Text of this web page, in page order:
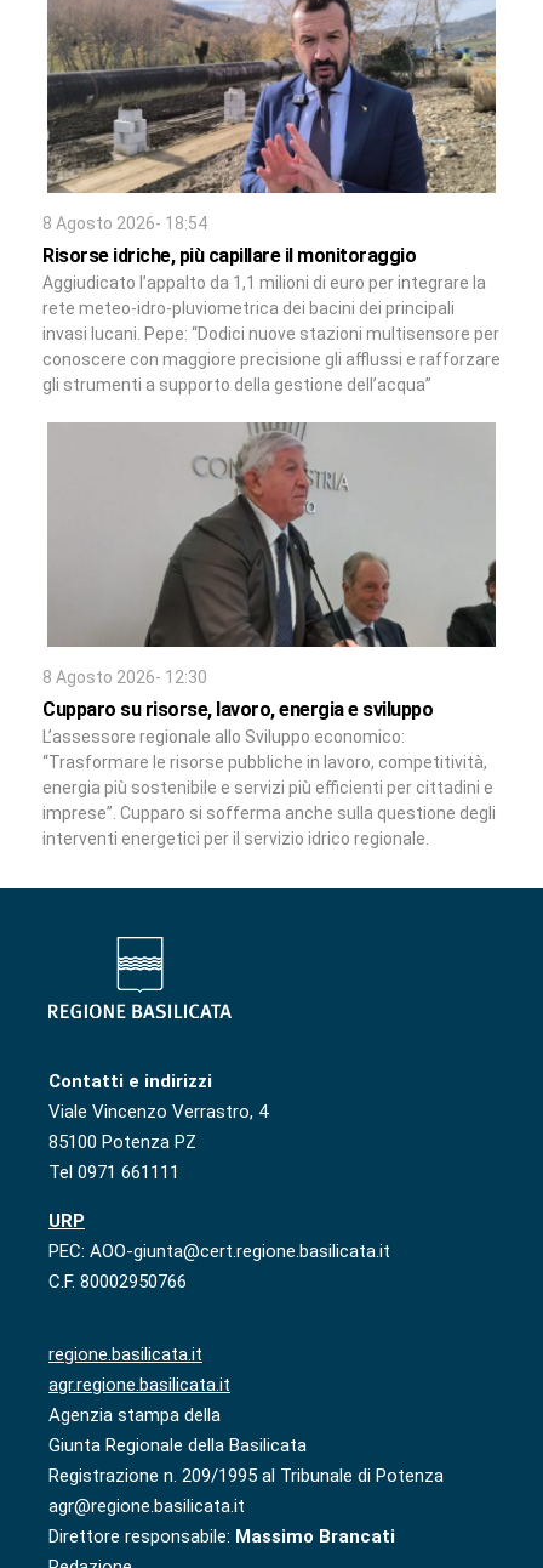
8 Agosto 2026- 18:54
Risorse idriche, più capillare il monitoraggio
Aggiudicato l’appalto da 1,1 milioni di euro per integrare la
rete meteo-idro-pluviometrica dei bacini dei principali
invasi lucani. Pepe: “Dodici nuove stazioni multisensore per
conoscere con maggiore precisione gli afflussi e rafforzare
gli strumenti a supporto della gestione dell’acqua”
8 Agosto 2026- 12:30
Cupparo su risorse, lavoro, energia e sviluppo
L’assessore regionale allo Sviluppo economico:
“Trasformare le risorse pubbliche in lavoro, competitività,
energia più sostenibile e servizi più efficienti per cittadini e
imprese”. Cupparo si sofferma anche sulla questione degli
interventi energetici per il servizio idrico regionale.
Contatti e indirizzi
Viale Vincenzo Verrastro, 4
85100 Potenza PZ
Tel 0971 661111
URP
PEC: AOO-giunta@cert.regione.basilicata.it
C.F. 80002950766
regione.basilicata.it
agr.regione.basilicata.it
Agenzia stampa della
Giunta Regionale della Basilicata
Registrazione n. 209/1995 al Tribunale di Potenza
agr@regione.basilicata.it
Direttore responsabile: Massimo Brancati